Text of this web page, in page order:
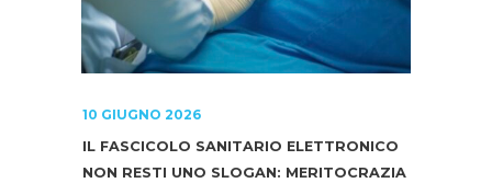
10 GIUGNO 2026
IL FASCICOLO SANITARIO ELETTRONICO
NON RESTI UNO SLOGAN: MERITOCRAZIA